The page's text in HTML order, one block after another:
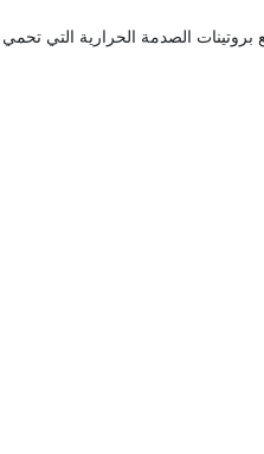
الصدمة الحرارية التي تحمي